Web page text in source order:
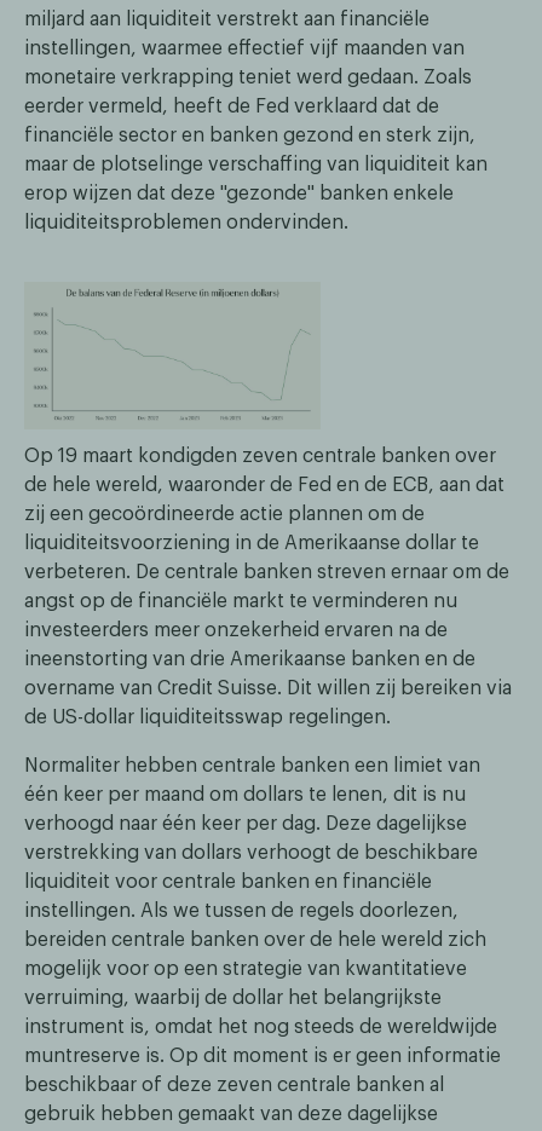
miljard aan liquiditeit verstrekt aan financiële
instellingen, waarmee effectief vijf maanden van
monetaire verkrapping teniet werd gedaan. Zoals
eerder vermeld, heeft de Fed verklaard dat de
financiële sector en banken gezond en sterk zijn,
maar de plotselinge verschaffing van liquiditeit kan
erop wijzen dat deze "gezonde" banken enkele
liquiditeitsproblemen ondervinden.
Op 19 maart kondigden zeven centrale banken over
de hele wereld, waaronder de Fed en de ECB, aan dat
zij een gecoördineerde actie plannen om de
liquiditeitsvoorziening in de Amerikaanse dollar te
verbeteren. De centrale banken streven ernaar om de
angst op de financiële markt te verminderen nu
investeerders meer onzekerheid ervaren na de
ineenstorting van drie Amerikaanse banken en de
overname van Credit Suisse. Dit willen zij bereiken via
de US-dollar liquiditeitsswap regelingen.
Normaliter hebben centrale banken een limiet van
één keer per maand om dollars te lenen, dit is nu
verhoogd naar één keer per dag. Deze dagelijkse
verstrekking van dollars verhoogt de beschikbare
liquiditeit voor centrale banken en financiële
instellingen. Als we tussen de regels doorlezen,
bereiden centrale banken over de hele wereld zich
mogelijk voor op een strategie van kwantitatieve
verruiming, waarbij de dollar het belangrijkste
instrument is, omdat het nog steeds de wereldwijde
muntreserve is. Op dit moment is er geen informatie
beschikbaar of deze zeven centrale banken al
gebruik hebben gemaakt van deze dagelijkse